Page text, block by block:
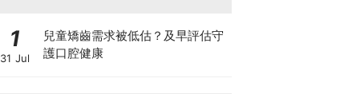
1
31 Jul
兒童矯齒需求被低估？及早評估守
護口腔健康